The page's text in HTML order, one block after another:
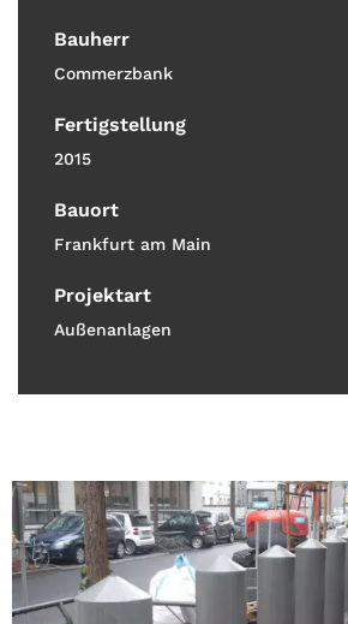
Bauherr
Commerzbank
Fertigstellung
2015
Bauort
Frankfurt am Main
Projektart
Außenanlagen